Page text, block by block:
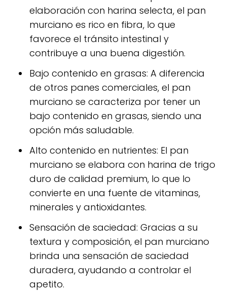
elaboración con harina selecta, el pan
murciano es rico en fibra, lo que
favorece el tránsito intestinal y
contribuye a una buena digestión.
Bajo contenido en grasas: A diferencia
de otros panes comerciales, el pan
murciano se caracteriza por tener un
bajo contenido en grasas, siendo una
opción más saludable.
Alto contenido en nutrientes: El pan
murciano se elabora con harina de trigo
duro de calidad premium, lo que lo
convierte en una fuente de vitaminas,
minerales y antioxidantes.
Sensación de saciedad: Gracias a su
textura y composición, el pan murciano
brinda una sensación de saciedad
duradera, ayudando a controlar el
apetito.